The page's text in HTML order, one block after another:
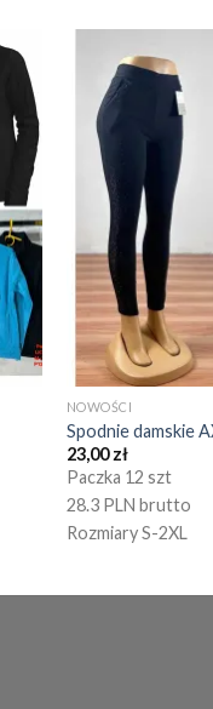
NOWOŚCI
Spodnie damskie
23,00zł
Paczka 12 szt
28.3 PLN brutto
Rozmiary S-2XL